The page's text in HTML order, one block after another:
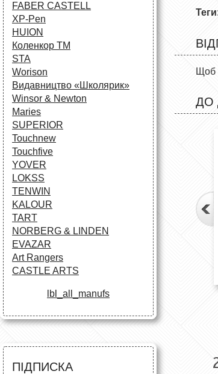
FABER CASTELL
XP-Pen
HUION
Коленкор ТМ
STA
Worison
Видавництво «Школярик»
Winsor & Newton
Maries
SUPERIOR
Touchnew
Touchfive
YOVER
LOKSS
TENWIN
KALOUR
TART
NORBERG & LINDEN
EVAZAR
Art Rangers
CASTLE ARTS
lbl_all_manufs
ПІДПИСКА
Щоб
ДО